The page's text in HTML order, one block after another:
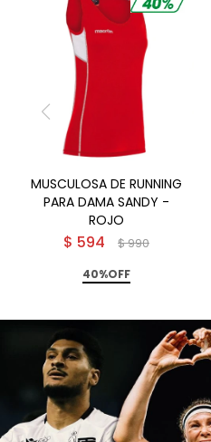
MUSCULOSA DE RUNNING
PARA DAMA SANDY -
ROJO
$ 594 $990
40%OFF